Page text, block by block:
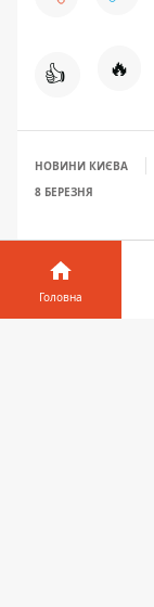
👍 🔥
НОВИНИ КИЄВА
8 БЕРЕЗНЯ
Головна